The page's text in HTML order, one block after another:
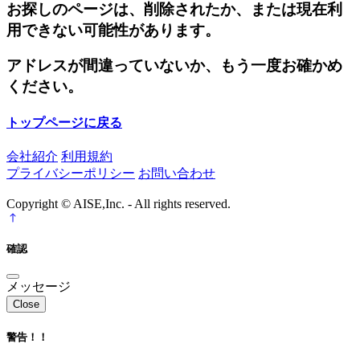
お探しのページは、削除されたか、または現在利
用できない可能性があります。
アドレスが間違っていないか、もう一度お確かめ
ください。
トップページに戻る
会社紹介 利用規約
プライバシーポリシー お問い合わせ
Copyright © AISE,Inc. - All rights reserved.
確認
メッセージ
Close
警告！！